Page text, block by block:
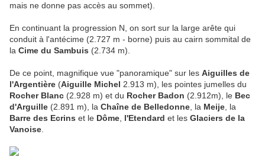
mais ne donne pas accès au sommet).
En continuant la progression N, on sort sur la large arête qui
conduit à l'antécime (2.727 m - borne) puis au cairn sommital de
la Cime du Sambuis (2.734 m).
De ce point, magnifique vue "panoramique" sur les Aiguilles de
l'Argentière (Aiguille Michel 2.913 m), les pointes jumelles du
Rocher Blanc (2.928 m) et du Rocher Badon (2.912m), le Bec
d'Arguille (2.891 m), la Chaîne de Belledonne , la Meije , la
Barre des Ecrins et le Dôme l'Etendard et les Glaciers de la
Vanoise